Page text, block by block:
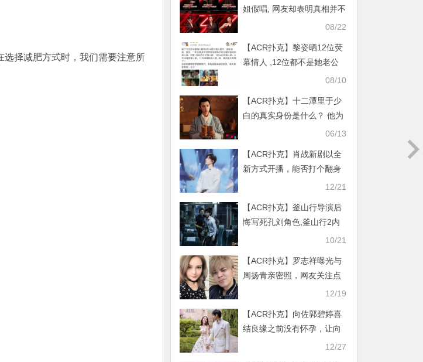
择减肥方式时，我们需要注意所
姐假唱, 网友却表明真相并不
08/22
【ACR扑克】黎姿晒12位荧
幕情人 ,12位都不是她老公
08/10
【ACR扑克】十二潭里于少
白的真实身份是什么？ 他为
06/13
【ACR扑克】肖战新剧以全
新方式开播，能否打个翻身
12/21
【ACR扑克】釜山行导演后
悔写死孔刘角色,釜山行2内
10/21
【ACR扑克】罗志祥曝光与
周扬青亲密照，网友关注点
却走偏怎么不用繁体了？12/19
【ACR扑克】向佐郭碧婷喜
结良缘之前没有怀孕，让向
12/27